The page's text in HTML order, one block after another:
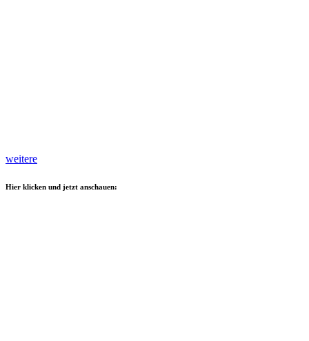
weitere
Hier klicken und jetzt anschauen: